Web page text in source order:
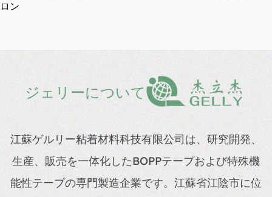
ジェリーについて
江蘇ゲルリー粘着材料科技有限公司は、研究開発、
生産、販売を一体化したBOPPテープおよび特殊機
能性テープの専門製造企業です。江蘇省江陰市に位